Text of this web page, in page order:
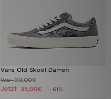
Vans Old Skool Damen
War90,00€
Jetzt 35,00€ - 61%